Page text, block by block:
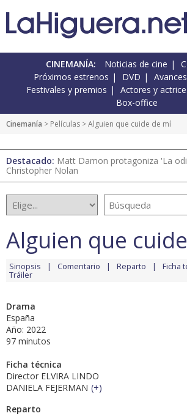
CINEMANÍA: Noticias de cine
Próximos estrenos
DVD Avances
Festivales y premios
Actores y
Box-office
Cinemanía > Películas > Alguien que cuide de mí
Destacado: Matt Damon protagoniza 'La
Christopher Nolan
Alguien que
Sinopsis Comentario Reparto Ficha
Tráiler
Drama
España
Año: 2022
97 minutos
Ficha técnica
Director ELVIRA LINDO
DANIELA FEJERMAN (+)
Reparto